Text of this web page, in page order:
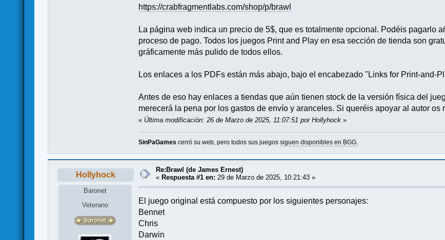
https://crabfragmentlabs.com/shop/p/brawl
La página web indica un precio de 5$, que es totalmente opcional. Podéis pagarlo
proceso de pago. Todos los juegos Print and Play en esa sección de tienda son
gráficamente más pulido de todos ellos.
Los enlaces a los PDFs están más abajo, bajo el encabezado "Links for Print-and-
Antes de eso hay enlaces a tiendas que aún tienen stock de la versión física del
merecerá la pena por los gastos de envío y aranceles. Si queréis apoyar al autor
« Última modificación: 26 de Marzo de 2025, 11:07:51 por Hollyhock »
SinPaGames cerró su web, pero todos sus juegossiguen disponibles en BGG.
Hollyhock
Baronet
Veterano
Re:Brawl (de James Ernest)
«Respuesta #1 en: 29 de Marzo de 2025, 10:21:43 »
El juego original está compuesto por los siguientes personajes:
Bennet
Chris
Darwin